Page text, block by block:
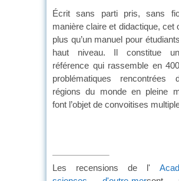
Écrit sans parti pris, sans
manière claire et didactique, cet
plus qu’un manuel pour
haut niveau. Il constitue
référence qui rassemble en
problématiques rencontrées
régions du monde en pleine
font l’objet de convoitises
Les recensions de l'